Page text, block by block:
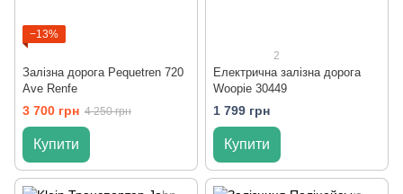
−13%
Залізна дорога Pequetren 720
Ave Renfe
3 700 грн 4 250 грн
Купити
2
Електрична залізна дорога
Woopie 30449
1 799 грн
Купити